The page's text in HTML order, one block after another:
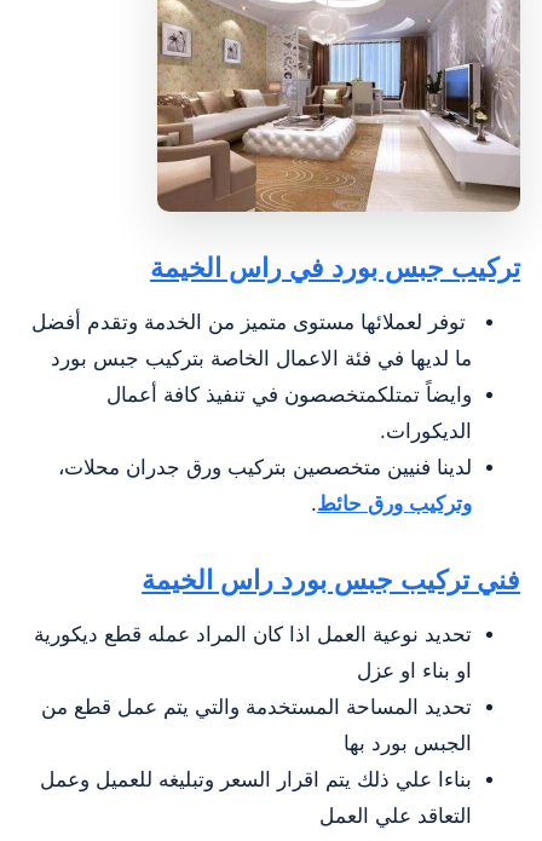
تركيب جبس بورد في راس الخيمة
توفر لعملائها مستوى متميز من الخدمة وتقدم أفضل
ما لديها في فئة الاعمال الخاصة بتركيب جبس بورد
وايضاً تمتلكمتخصصون في تنفيذ كافة أعمال
الديكورات.
لدينا فنيين متخصصين بتركيب ورق جدران محلات،
وتركيب ورق حائط.
فنيتركيب جبس بورد راس الخيمة
تحديد نوعية العمل اذا كان المراد عمله قطع ديكورية
او بناء او عزل
تحديد المساحة المستخدمة والتي يتم عمل قطع من
الجبس بورد بها
بناءا علي ذلك يتم اقرار السعر وتبليغه للعميل وعمل
التعاقد علي العمل